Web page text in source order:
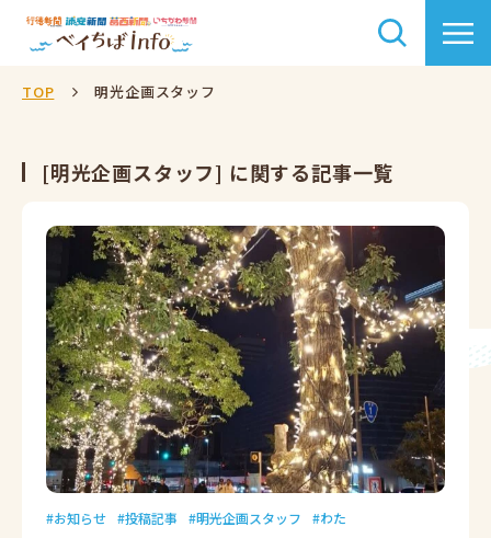
TOP 明光企画スタッフ
[明光企画スタッフ] に関する記事一覧
お知らせ 投稿記事 明光企画スタッフ わた